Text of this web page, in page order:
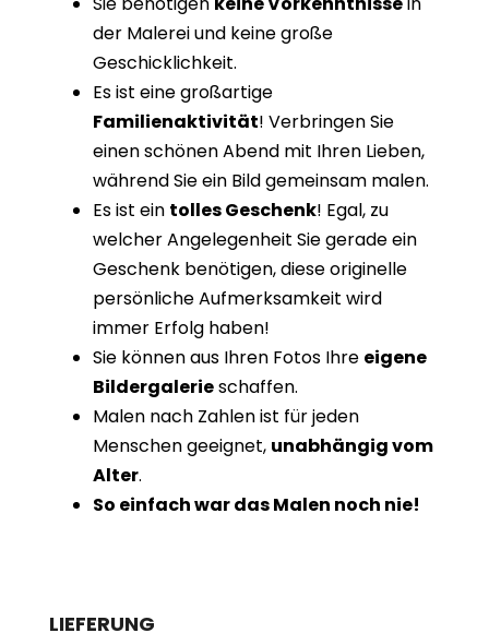
der Malerei und keine große
Geschicklichkeit.
Es ist eine großartige
Familienaktivität! Verbringen Sie
einen schönen Abend mit Ihren Lieben,
während Sie ein Bild gemeinsam malen.
Es ist ein tolles Geschenk! Egal, zu
welcher Angelegenheit Sie gerade ein
Geschenk benötigen, diese originelle
persönliche Aufmerksamkeit wird
immer Erfolg haben!
Sie können aus Ihren Fotos Ihre eigene
Bildergalerieschaffen.
Malen nach Zahlen ist für jeden
Menschen geeignet, unabhängig vom
Alter.
So einfach war das Malen noch nie!
LIEFERUNG